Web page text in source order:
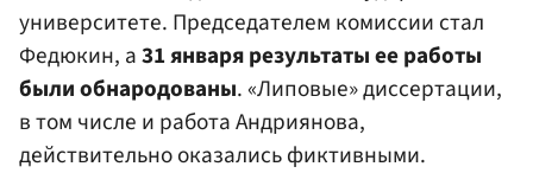
университете. Председателем комиссии cтал
Федюкин, а31 января результаты ее работы
были обнародованы. «Липовые» диссертации,
в том числе и работа Андриянова,
действительно оказались фиктивными.